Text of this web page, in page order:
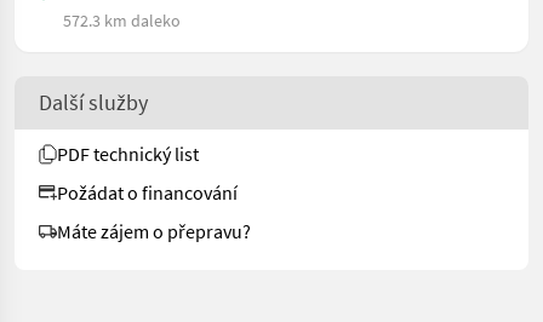
572.3 km daleko
Další služby
PDF technický list
Požádat o financování
Máte zájem o přepravu?